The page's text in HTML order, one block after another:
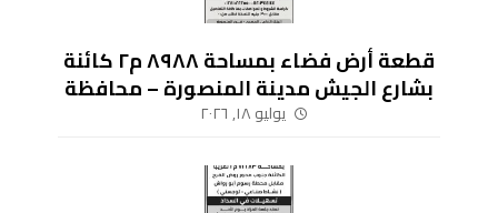
قطعة أرض فضاء بمساحة ٨٩٨٨ م٢ كائنة
بشارع الجيش مدينة المنصورة – محافظة
الدقهلية
يوليو ١٨, ٢٠٢٦